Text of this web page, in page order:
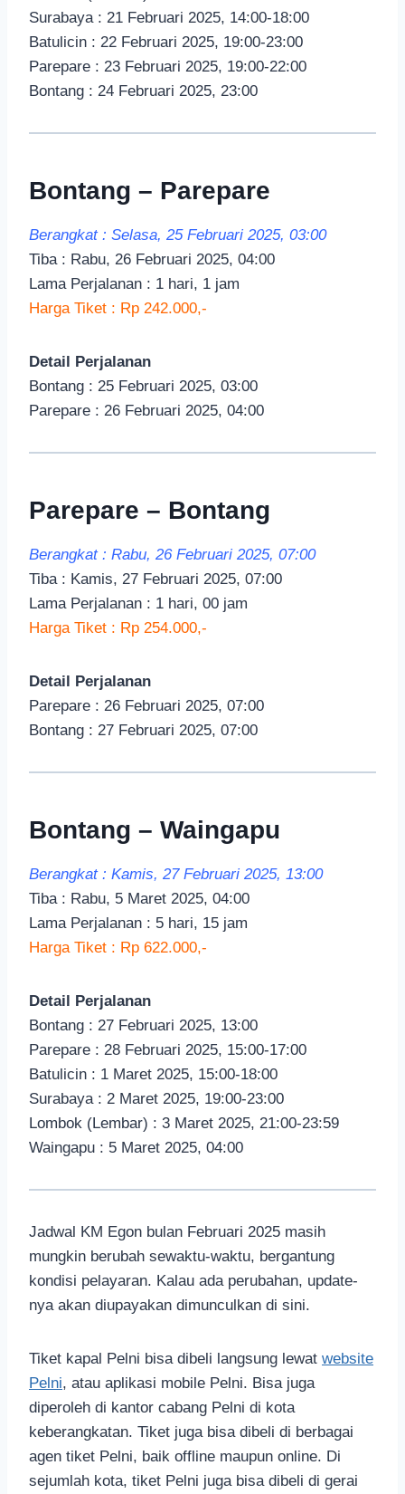
Surabaya : 21 Februari 2025, 14:00-18:00
Batulicin : 22 Februari 2025, 19:00-23:00
Parepare : 23 Februari 2025, 19:00-22:00
Bontang : 24 Februari 2025, 23:00
Bontang – Parepare
Berangkat : Selasa, 25 Februari 2025, 03:00
Tiba : Rabu, 26 Februari 2025, 04:00
Lama Perjalanan : 1 hari, 1 jam
Harga Tiket : Rp 242.000,-
Detail Perjalanan
Bontang : 25 Februari 2025, 03:00
Parepare : 26 Februari 2025, 04:00
Parepare – Bontang
Berangkat : Rabu, 26 Februari 2025, 07:00
Tiba : Kamis, 27 Februari 2025, 07:00
Lama Perjalanan : 1 hari, 00 jam
Harga Tiket : Rp 254.000,-
Detail Perjalanan
Parepare : 26 Februari 2025, 07:00
Bontang : 27 Februari 2025, 07:00
Bontang – Waingapu
Berangkat : Kamis, 27 Februari 2025, 13:00
Tiba : Rabu, 5 Maret 2025, 04:00
Lama Perjalanan : 5 hari, 15 jam
Harga Tiket : Rp 622.000,-
Detail Perjalanan
Bontang : 27 Februari 2025, 13:00
Parepare : 28 Februari 2025, 15:00-17:00
Batulicin : 1 Maret 2025, 15:00-18:00
Surabaya : 2 Maret 2025, 19:00-23:00
Lombok (Lembar) : 3 Maret 2025, 21:00-23:59
Waingapu : 5 Maret 2025, 04:00
Jadwal KM Egon bulan Februari 2025 masih
mungkin berubah sewaktu-waktu, bergantung
kondisi pelayaran. Kalau ada perubahan, update-
nya akan diupayakan dimunculkan di sini.
Tiket kapal Pelni bisa dibeli langsung lewat website
Pelni, atau aplikasi mobile Pelni. Bisa juga
diperoleh di kantor cabang Pelni di kota
keberangkatan. Tiket juga bisa dibeli di berbagai
agen tiket Pelni, baik offline maupun online. Di
sejumlah kota, tiket Pelni juga bisa dibeli di gerai